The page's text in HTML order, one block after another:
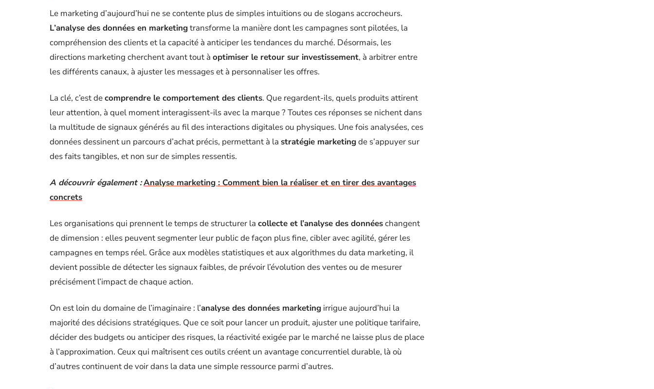
Le marketing d’aujourd’hui ne se contente plus de simples intuitions ou de slogans accrocheurs.
L’analyse des données en marketingtransforme la manière dont les campagnes sont pilotées, la
compréhension des clients et la capacité à anticiper les tendances du marché. Désormais, les
directions marketing cherchent avant tout à optimiser le retour sur investissement, à arbitrer entre
les différents canaux, à ajuster les messages et à personnaliser les offres.
La clé, c’est decomprendre le comportement des clients. Que regardent-ils, quels produits attirent
leur attention, à quel moment interagissent-ils avec la marque ? Toutes ces réponses se nichent dans
la multitude de signaux générés au fil des interactions digitales ou physiques. Une fois analysées, ces
données dessinent un parcours d’achat précis, permettant à la stratégie marketingde s’appuyer sur
des faits tangibles, et non sur de simples ressentis.
A découvrir également :Analyse marketing : Comment bien la réaliser et en tirer des avantages
concrets
Les organisations qui prennent le temps de structurer la collecte et l’analyse des donnéeschangent
de dimension : elles peuvent segmenter leur public de façon plus fine, cibler avec agilité, gérer les
campagnes en temps réel. Grâce aux modèles statistiques et aux algorithmes du data marketing, il
devient possible de détecter les signaux faibles, de prévoir l’évolution des ventes ou de mesurer
précisément l’impact de chaque action.
On est loin du domaine de l’imaginaire : l’analyse des données marketing irrigue aujourd’hui la
majorité des décisions stratégiques. Que ce soit pour lancer un produit, ajuster une politique tarifaire,
décider des budgets ou anticiper des risques, la réactivité exigée par le marché ne laisse plus de place
à l’approximation. Ceux qui maîtrisent ces outils créent un avantage concurrentiel durable, là où
d’autres continuent de voir dans la data une simple ressource parmi d’autres.